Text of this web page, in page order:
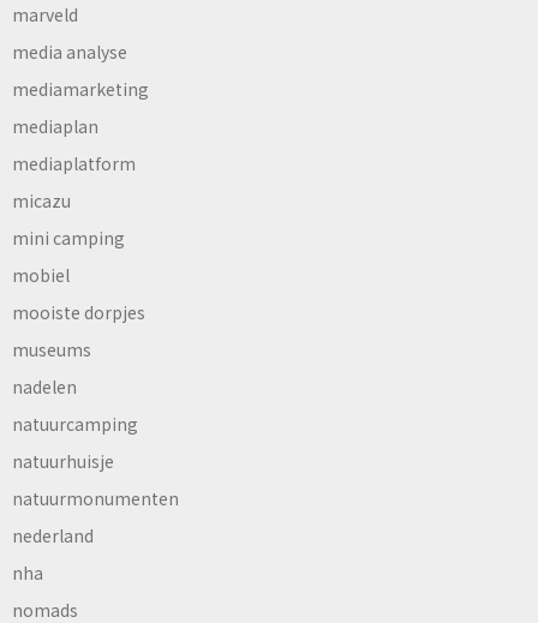
marveld
media analyse
mediamarketing
mediaplan
mediaplatform
micazu
mini camping
mobiel
mooiste dorpjes
museums
nadelen
natuurcamping
natuurhuisje
natuurmonumenten
nederland
nha
nomads